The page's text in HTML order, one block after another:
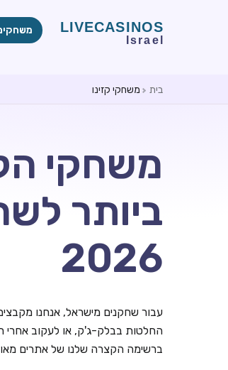
משחקים
בית משחקי קזינו
משחקי
ביותר
2026
עבור שחקנים מישראל, אנחנו
החלטות בבלק-ג'ק, או לעקוב אחרי
ברשימה הקצרה שלנו של אתרים